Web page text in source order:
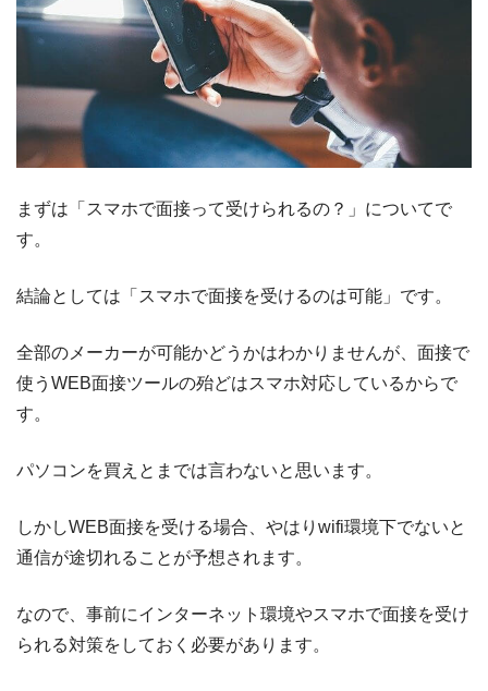
まずは「スマホで面接って受けられるの？」についてで
す。
結論としては「スマホで面接を受けるのは可能」です。
全部のメーカーが可能かどうかはわかりませんが、面接で
使うWEB面接ツールの殆どはスマホ対応しているからで
す。
パソコンを買えとまでは言わないと思います。
しかしWEB面接を受ける場合、やはりwifi環境下でないと
通信が途切れることが予想されます。
なので、事前にインターネット環境やスマホで面接を受け
られる対策をしておく必要があります。